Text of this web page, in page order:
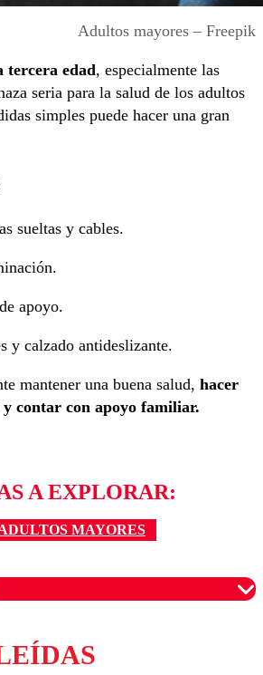
Adultos mayores – Freepik
tercera edad, especialmente las
seria para la salud de los adultos
simples puede hacer una gran
sueltas y cables.
apoyo.
y calzado antideslizante.
mantener una buena salud, hacer
contar con apoyo familiar.
A EXPLORAR:
MAYORES
son moderados para garantizar un
diálogo respetuoso.